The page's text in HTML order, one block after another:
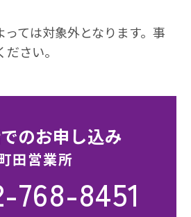
ては対象外となります。事
さい。
のお申し込み
⽥営業所
768-8451